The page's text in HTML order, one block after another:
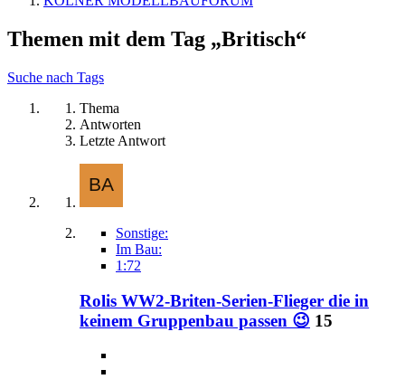
Themen mit dem Tag „Britisch“
Suche nach Tags
Thema
Antworten
Letzte Antwort
Sonstige:
Im Bau:
1:72
Rolis WW2-Briten-Serien-Flieger die in
keinem Gruppenbau passen 😉 15